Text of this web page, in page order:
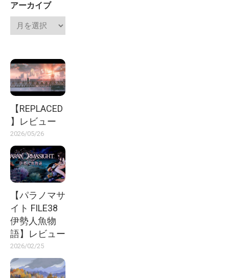
アーカイブ
【REPLACED
】レビュー
2026/05/26
【パラノマサ
イト FILE38
伊勢人魚物
語】レビュー
2026/02/25